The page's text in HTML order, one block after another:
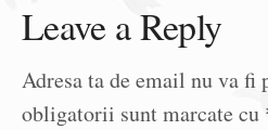
Leave a Reply
Adresa ta de email nu va fi
obligatorii sunt marcate cu